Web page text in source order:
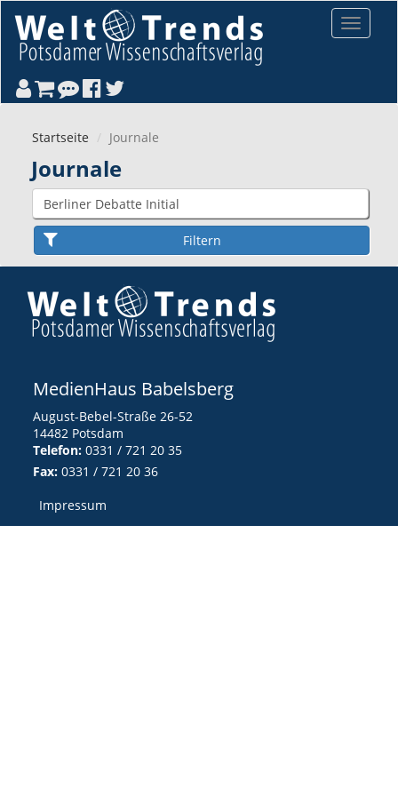
Toggle
Startseite Journale
Journale
MedienHaus Babelsberg
August-Bebel-Straße 26-52
14482 Potsdam
Telefon: 0331 / 721 20 35
Fax: 0331 / 721 20 36
Impressum